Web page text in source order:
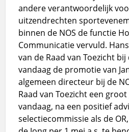
andere verantwoordelijk
uitzendrechten
binnen de NOS de functie
Communicatie vervuld.
van de Raad van Toezicht bij
vandaag de promotie van
algemeen directeur bij de
Raad van Toezicht een
vandaag, na een positief
selectiecommissie als de